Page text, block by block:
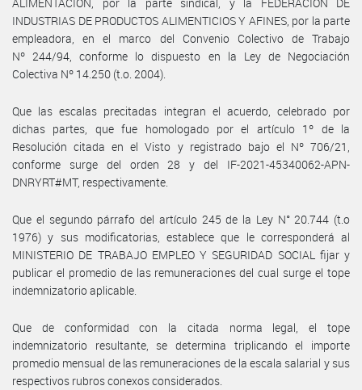
INDUSTRIAS DE PRODUCTOS ALIMENTICIOS Y AFINES, por la parte
empleadora, en el marco del Convenio Colectivo de Trabajo
Nº 244/94, conforme lo dispuesto en la Ley de Negociación
Colectiva Nº 14.250 (t.o. 2004).
Que las escalas precitadas integran el acuerdo, celebrado por
dichas partes, que fue homologado por el artículo 1º de la
Resolución citada en el Visto y registrado bajo el Nº 706/21,
conforme surge del orden 28 y del IF-2021-45340062-APN-
DNRYRT#MT, respectivamente.
Que el segundo párrafo del artículo 245 de la Ley N° 20.744 (t.o
1976) y sus modificatorias, establece que le corresponderá al
MINISTERIO DE TRABAJO EMPLEO Y SEGURIDAD SOCIAL fijar y
publicar el promedio de las remuneraciones del cual surge el tope
indemnizatorio aplicable.
Que de conformidad con la citada norma legal, el tope
indemnizatorio resultante, se determina triplicando el importe
promedio mensual de las remuneraciones de la escala salarial y sus
respectivos rubros conexos considerados.